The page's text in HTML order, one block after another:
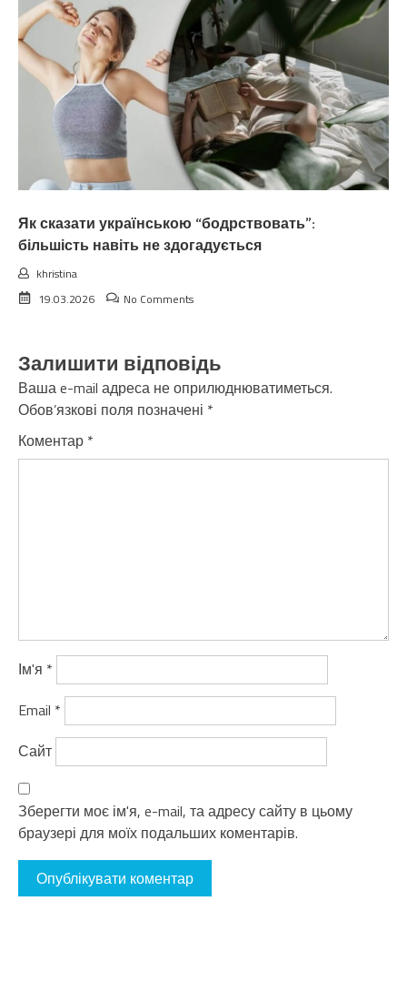
Як сказати українською “бодрствовать”:
більшість навіть не здогадується
khristina
19.03.2026
No Comments
Залишити відповідь
Ваша e-mail адреса не оприлюднюватиметься.
Обов’язкові поля позначені *
Коментар *
Ім'я *
Email *
Сайт
Зберегти моє ім'я, e-mail, та адресу сайту в цьому
браузері для моїх подальших коментарів.